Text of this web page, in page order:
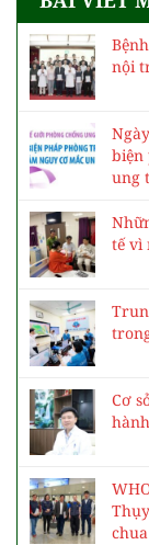
nội
biện
ung
tế vì
Cơ
chua